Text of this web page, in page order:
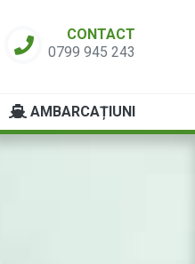
CONTACT
0799 945 243
AMBARCAȚIUNI